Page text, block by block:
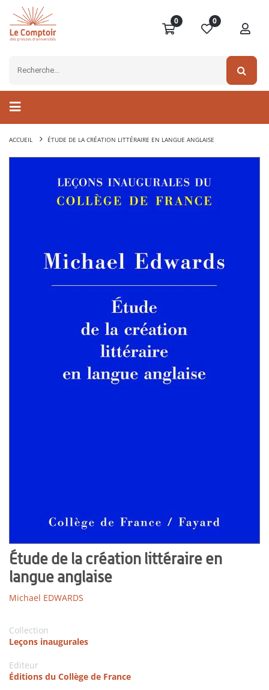
0 0
ACCUEIL ÉTUDE DE LA CRÉATION LITTÉRAIRE EN LANGUE ANGLAISE
Étude de la création littéraire en
langue anglaise
Michael EDWARDS
Collection
Leçons inaugurales
Editeur
Éditions du Collège de France